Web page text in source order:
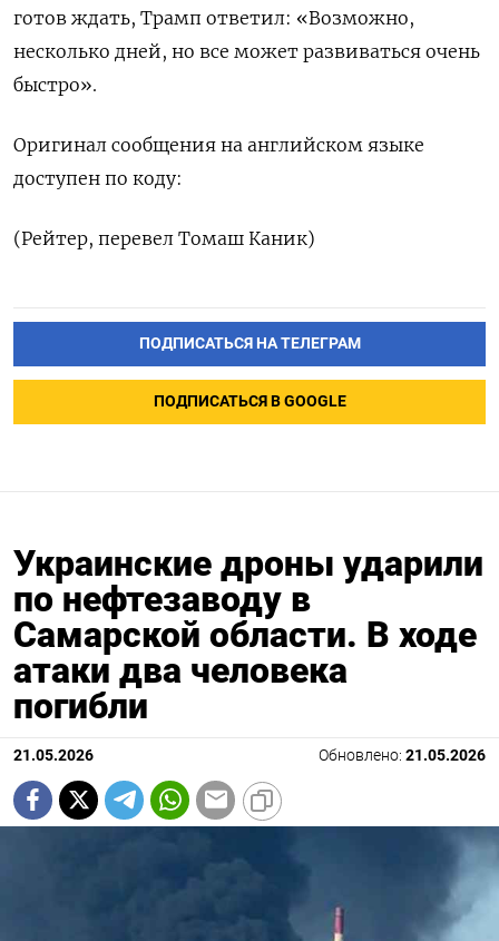
готов ждать, ‌Трамп ответил: «Возможно,
несколько дней, но ‌все может развиваться очень
быстро».
Оригинал сообщения на ​английском языке
доступен по коду:
(Рейтер, ‌перевел Томаш Каник)
ПОДПИСАТЬСЯ НА ТЕЛЕГРАМ
ПОДПИСАТЬСЯ В GOOGLE
Украинские дроны ударили
по нефтезаводу в
Самарской области. В ходе
атаки два человека
погибли
21.05.2026 Обновлено: 21.05.2026